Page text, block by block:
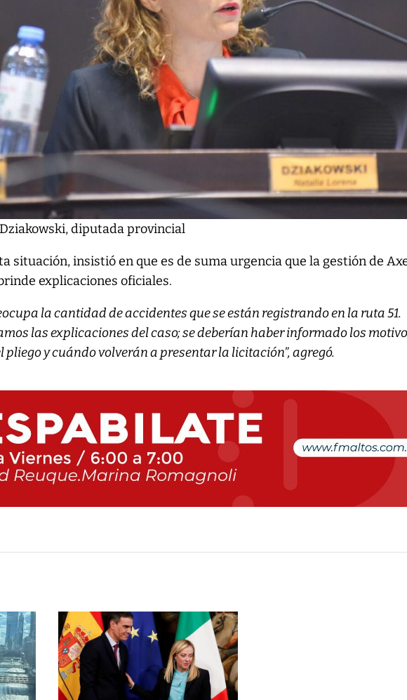
diputada provincial
situación, insistió en que es de suma urgencia que la gestión de
explicaciones oficiales.
la cantidad de accidentes que se están registrando en la ruta 51.
las explicaciones del caso; se deberían haber informado los
pliego y cuándo volverán a presentar la licitación”, agregó.